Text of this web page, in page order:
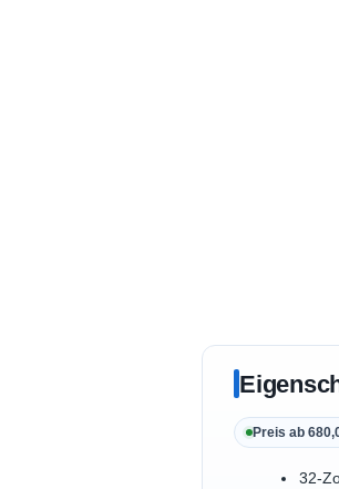
Preis ab
32-